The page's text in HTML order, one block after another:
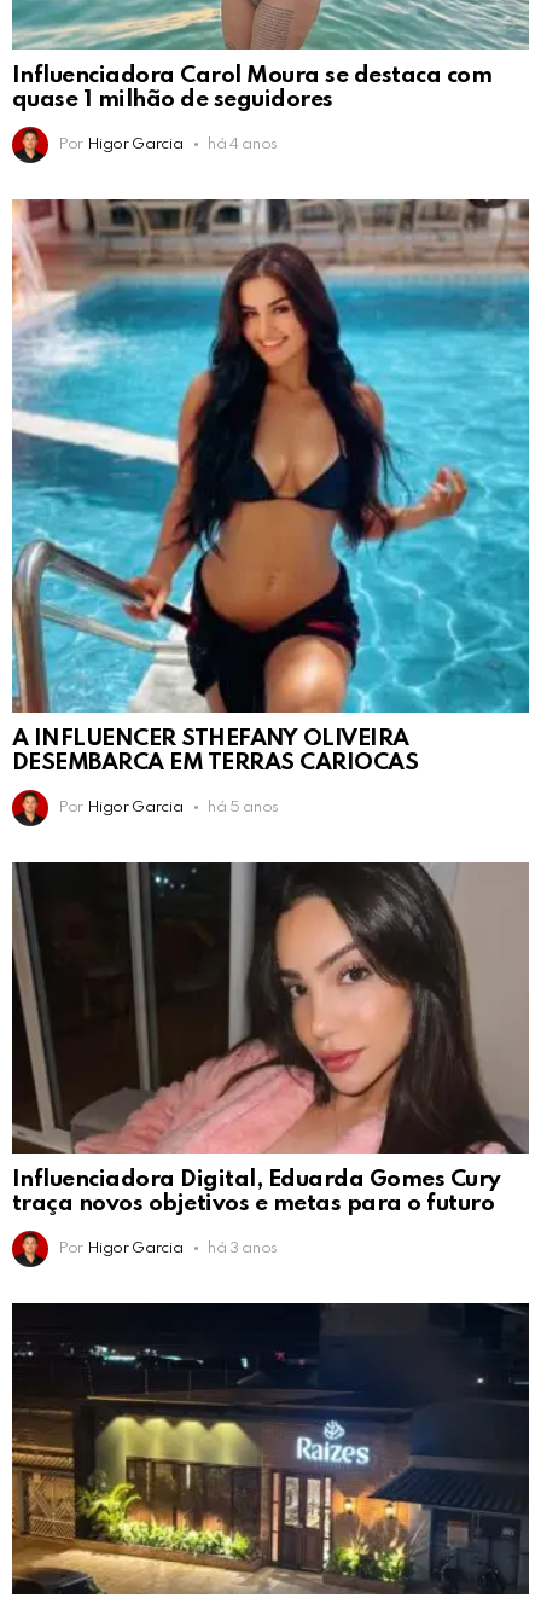
Influenciadora Carol Moura se destaca com
quase 1 milhão de seguidores
Por Higor Garcia há 4 anos
A INFLUENCER STHEFANY OLIVEIRA
DESEMBARCA EM TERRAS CARIOCAS
Por Higor Garcia há 5 anos
Influenciadora Digital, Eduarda Gomes Cury
traça novos objetivos e metas para o futuro
Por Higor Garcia há 3 anos